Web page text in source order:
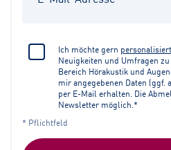
Ich möchte gern
Neuigkeiten und Umfragen
Bereich Hörakustik und
mir angegebenen Daten (ggf.
per E-Mail erhalten. Die
Newsletter möglich.*
* Pflichtfeld